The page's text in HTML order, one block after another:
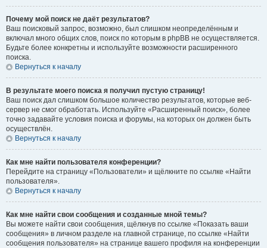
Почему мой поиск не даёт результатов?
Ваш поисковый запрос, возможно, был слишком неопределённым и
включал много общих слов, поиск по которым в phpBB не осуществляется.
Будьте более конкретны и используйте возможности расширенного
поиска.
Вернуться к началу
В результате моего поиска я получил пустую страницу!
Ваш поиск дал слишком большое количество результатов, которые веб-
сервер не смог обработать. Используйте «Расширенный поиск», более
точно задавайте условия поиска и форумы, на которых он должен быть
осуществлён.
Вернуться к началу
Как мне найти пользователя конференции?
Перейдите на страницу «Пользователи» и щёлкните по ссылке «Найти
пользователя».
Вернуться к началу
Как мне найти свои сообщения и созданные мной темы?
Вы можете найти свои сообщения, щёлкнув по ссылке «Показать ваши
сообщения» в личном разделе на главной странице, по ссылке «Найти
сообщения пользователя» на странице вашего профиля на конференции